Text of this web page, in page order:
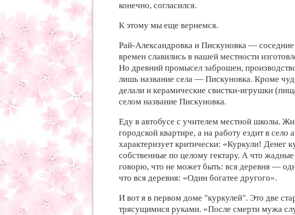
конечно, согласился.
К этому мы еще вернемся.
Рай-Александровка и Пискуновка — соседние
времен славились в нашей местности
Но древний промысел заброшен,
лишь название села — Пискуновка. Кроме
делали и керамические свистки-игрушки
селом название Пискуновка.
Еду в автобусе с учителем местной школы.
городской квартире, а на работу ездит в село
характеризует критически: «Куркули! Денег
собственные по целому гектару. А что
говорю, что не может быть: вся деревня —
что вся деревня: «Один богатее другого».
И вот я в первом доме "куркулей". Это две
трясущимися руками. «После смерти мужа